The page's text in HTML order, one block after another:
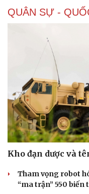
QUÂN SỰ -
Kho đạn dược và
Tham vọng robot
“ma trận” 550 biến